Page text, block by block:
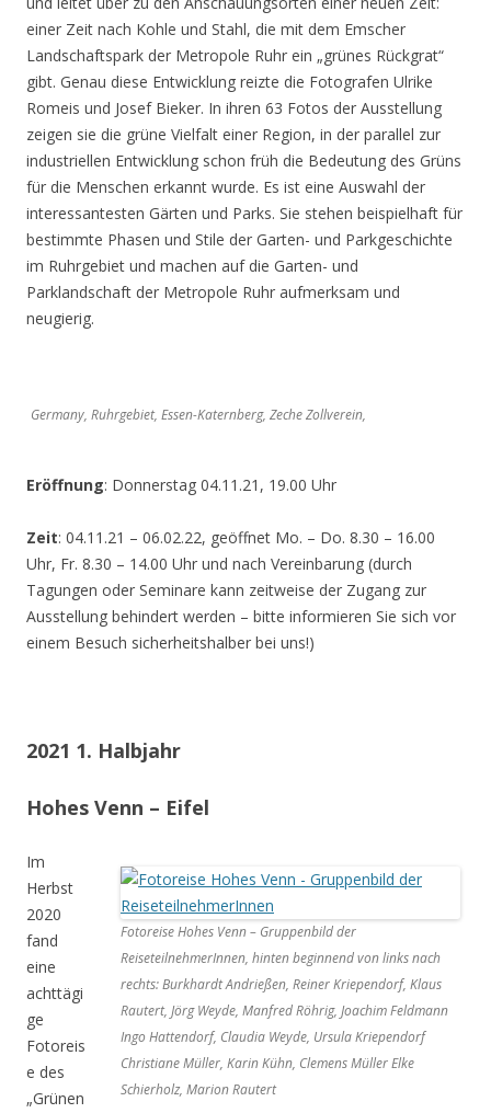
einer Zeit nach Kohle und Stahl, die mit dem Emscher
Landschaftspark der Metropole Ruhr ein „grünes Rückgrat“
gibt. Genau diese Entwicklung reizte die Fotografen Ulrike
Romeis und Josef Bieker. In ihren 63 Fotos der Ausstellung
zeigen sie die grüne Vielfalt einer Region, in der parallel zur
industriellen Entwicklung schon früh die Bedeutung des Grüns
für die Menschen erkannt wurde. Es ist eine Auswahl der
interessantesten Gärten und Parks. Sie stehen beispielhaft für
bestimmte Phasen und Stile der Garten- und Parkgeschichte
im Ruhrgebiet und machen auf die Garten- und
Parklandschaft der Metropole Ruhr aufmerksam und
neugierig.
Germany, Ruhrgebiet, Essen-Katernberg, Zeche Zollverein,
Eröffnung: Donnerstag 04.11.21, 19.00 Uhr
Zeit: 04.11.21 – 06.02.22, geöffnet Mo. – Do. 8.30 – 16.00
Uhr, Fr. 8.30 – 14.00 Uhr und nach Vereinbarung (durch
Tagungen oder Seminare kann zeitweise der Zugang zur
Ausstellung behindert werden – bitte informieren Sie sich vor
einem Besuch sicherheitshalber bei uns!)
2021 1. Halbjahr
Hohes Venn – Eifel
Fotoreise Hohes Venn – Gruppenbild der
ReiseteilnehmerInnen, hinten beginnend von links nach
rechts: Burkhardt Andrießen, Reiner Kriependorf, Klaus
Rautert, Jörg Weyde, Manfred Röhrig, Joachim Feldmann
Ingo Hattendorf, Claudia Weyde, Ursula Kriependorf
Christiane Müller, Karin Kühn, Clemens Müller Elke
Schierholz, Marion Rautert
Im
Herbst
2020
fand
eine
achttägi
ge
Fotoreis
e des
„Grünen